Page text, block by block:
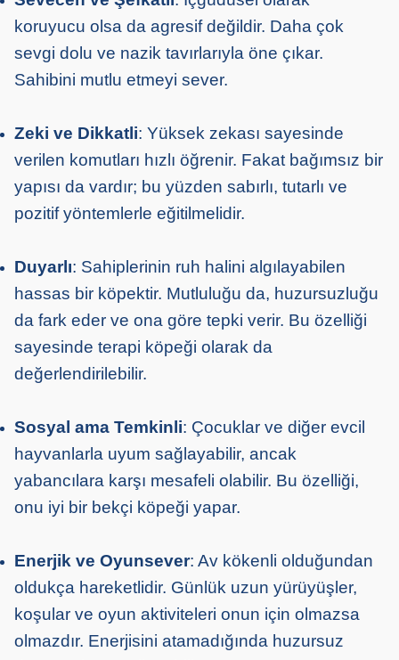
koruyucu olsa da agresif değildir. Daha çok
sevgi dolu ve nazik tavırlarıyla öne çıkar.
Sahibini mutlu etmeyi sever.
Zeki ve Dikkatli: Yüksek zekası sayesinde
verilen komutları hızlı öğrenir. Fakat bağımsız bir
yapısı da vardır; bu yüzden sabırlı, tutarlı ve
pozitif yöntemlerle eğitilmelidir.
Duyarlı: Sahiplerinin ruh halini algılayabilen
hassas bir köpektir. Mutluluğu da, huzursuzluğu
da fark eder ve ona göre tepki verir. Bu özelliği
sayesinde terapi köpeği olarak da
değerlendirilebilir.
Sosyal ama Temkinli: Çocuklar ve diğer evcil
hayvanlarla uyum sağlayabilir, ancak
yabancılara karşı mesafeli olabilir. Bu özelliği,
onu iyi bir bekçi köpeği yapar.
Enerjik ve Oyunsever: Av kökenli olduğundan
oldukça hareketlidir. Günlük uzun yürüyüşler,
koşular ve oyun aktiviteleri onun için olmazsa
olmazdır. Enerjisini atamadığında huzursuz